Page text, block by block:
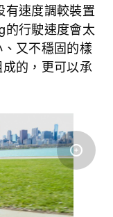
有速度調較裝置
的行駛速度會太
又不穩固的樣
的，更可以承